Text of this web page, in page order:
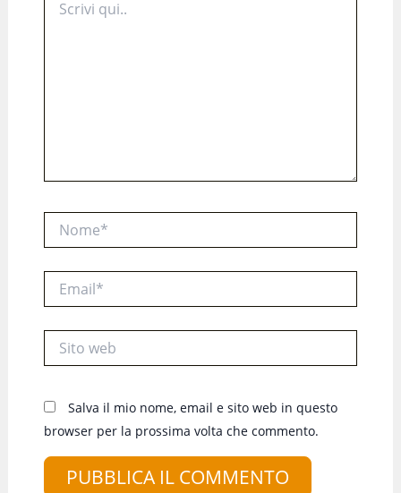
qui..
web
Salva il mio nome, email e sito web in questo
browser per la prossima volta che commento.